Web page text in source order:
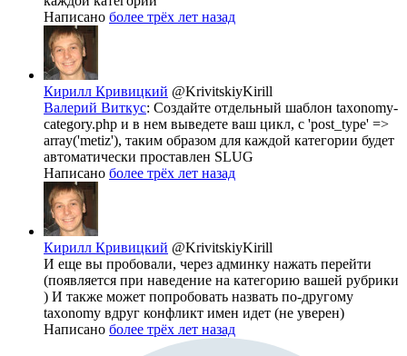
Написано более трёх лет назад
Кирилл Кривицкий @KrivitskiyKirill
Валерий Виткус: Создайте отдельный шаблон taxonomy-
category.php и в нем выведете ваш цикл, с 'post_type' =>
array('metiz'), таким образом для каждой категории будет
автоматически проставлен SLUG
Написано более трёх лет назад
Кирилл Кривицкий @KrivitskiyKirill
И еще вы пробовали, через админку нажать перейти
(появляется при наведение на категорию вашей рубрики
) И также может попробовать назвать по-другому
taxonomy вдруг конфликт имен идет (не уверен)
Написано более трёх лет назад